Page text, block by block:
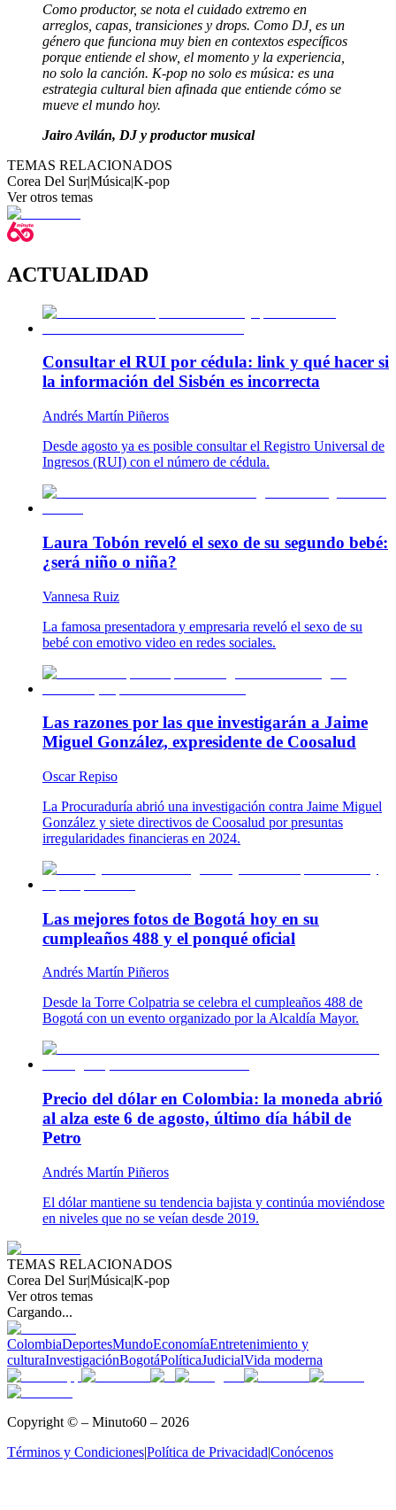
Como productor, se nota el cuidado extremo en
arreglos, capas, transiciones y drops. Como DJ, es un
género que funciona muy bien en contextos específicos
porque entiende el show, el momento y la experiencia,
no solo la canción. K-pop no solo es música: es una
estrategia cultural bien afinada que entiende cómo se
mueve el mundo hoy.
Jairo Avilán, DJ y productor musical
TEMAS RELACIONADOS
Corea Del Sur|Música|K-pop
Ver otros temas
ACTUALIDAD
Consultar el RUI por cédula: link y qué hacer si
la información del Sisbén es incorrecta
Andrés Martín Piñeros
Desde agosto ya es posible consultar el Registro Universal de
Ingresos (RUI) con el número de cédula.
Laura Tobón reveló el sexo de su segundo bebé:
¿será niño o niña?
Vannesa Ruiz
La famosa presentadora y empresaria reveló el sexo de su
bebé con emotivo video en redes sociales.
Las razones por las que investigarán a Jaime
Miguel González, expresidente de Coosalud
Oscar Repiso
La Procuraduría abrió una investigación contra Jaime Miguel
González y siete directivos de Coosalud por presuntas
irregularidades financieras en 2024.
Las mejores fotos de Bogotá hoy en su
cumpleaños 488 y el ponqué oficial
Andrés Martín Piñeros
Desde la Torre Colpatria se celebra el cumpleaños 488 de
Bogotá con un evento organizado por la Alcaldía Mayor.
Precio del dólar en Colombia: la moneda abrió
al alza este 6 de agosto, último día hábil de
Petro
Andrés Martín Piñeros
El dólar mantiene su tendencia bajista y continúa moviéndose
en niveles que no se veían desde 2019.
TEMAS RELACIONADOS
Corea Del Sur|Música|K-pop
Ver otros temas
Cargando...
ColombiaDeportesMundoEconomíaEntretenimiento y
culturaInvestigaciónBogotáPolíticaJudicialVida moderna
Copyright © – Minuto60 – 2026
Términos y Condiciones|Política de Privacidad|Conócenos